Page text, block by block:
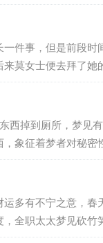
件事，但是前段
莫女士便去拜了
西掉到厕所，梦见
象征着梦者对秘
多有不宁之意，
全职太太梦见砍